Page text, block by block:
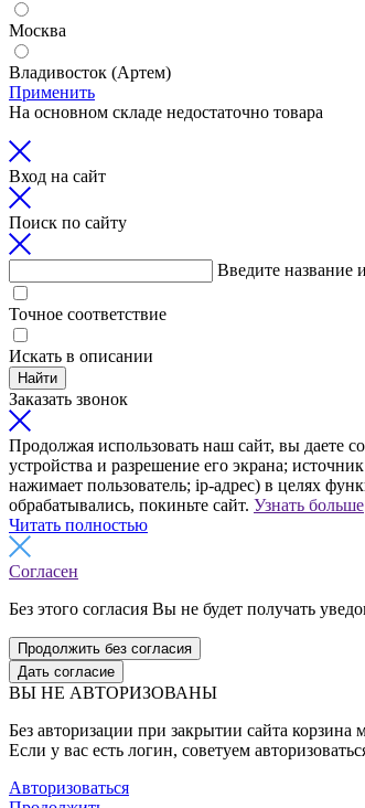
Москва
Владивосток (Артем)
Применить
На основном складе недостаточно товара
Вход на сайт
Поиск по сайту
Введите название
Точное соответствие
Искать в описании
Найти
Заказать звонок
Продолжая использовать наш сайт, вы даете
устройства и разрешение его экрана;
нажимает пользователь; ip-адрес) в целях
обрабатывались, покиньте сайт. Узнать больше
Читать полностью
Согласен
Без этого согласия Вы не будет получать
Продолжить без согласия
Дать согласие
ВЫ НЕ АВТОРИЗОВАНЫ
Без авторизации при закрытии сайта корзина
Если у вас есть логин, советуем
Авторизоваться